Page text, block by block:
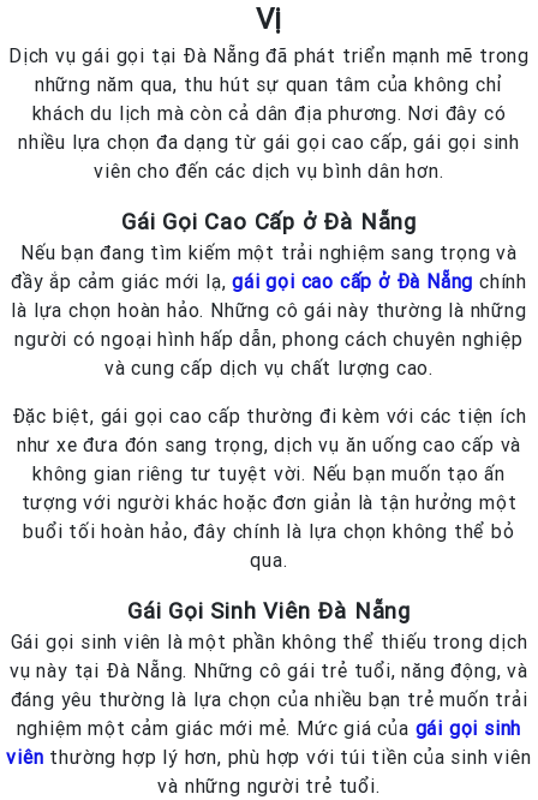
Vị
Dịch vụ gái gọi tại Đà Nẵng đã phát triển mạnh mẽ trong
những năm qua, thu hút sự quan tâm của không chỉ
khách du lịch mà còn cả dân địa phương. Nơi đây có
nhiều lựa chọn đa dạng từ gái gọi cao cấp, gái gọi sinh
viên cho đến các dịch vụ bình dân hơn.
Gái Gọi Cao Cấp ở Đà Nẵng
Nếu bạn đang tìm kiếm một trải nghiệm sang trọng và
đầy ắp cảm giác mới lạ,gái gọi cao cấp ở Đà Nẵng chính
là lựa chọn hoàn hảo. Những cô gái này thường là những
người có ngoại hình hấp dẫn, phong cách chuyên nghiệp
và cung cấp dịch vụ chất lượng cao.
Đặc biệt, gái gọi cao cấp thường đi kèm với các tiện ích
như xe đưa đón sang trọng, dịch vụ ăn uống cao cấp và
không gian riêng tư tuyệt vời. Nếu bạn muốn tạo ấn
tượng với người khác hoặc đơn giản là tận hưởng một
buổi tối hoàn hảo, đây chính là lựa chọn không thể bỏ
qua.
Gái Gọi Sinh Viên Đà Nẵng
Gái gọi sinh viên là một phần không thể thiếu trong dịch
vụ này tại Đà Nẵng. Những cô gái trẻ tuổi, năng động, và
đáng yêu thường là lựa chọn của nhiều bạn trẻ muốn trải
nghiệm một cảm giác mới mẻ. Mức giá của gái gọi sinh
viên thường hợp lý hơn, phù hợp với túi tiền của sinh viên
và những người trẻ tuổi.